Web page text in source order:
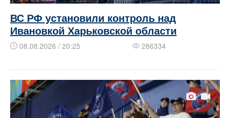
ВС РФ установили контроль над
Ивановкой Харьковской области
08.08.2026 / 20:25 286334